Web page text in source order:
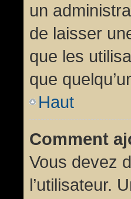
un
de laisser
que les
que
Haut
Comment
Vous devez
l’utilisateur.